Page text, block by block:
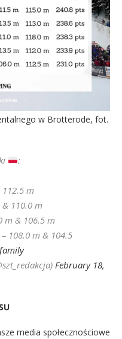
w Brotterode, fot.
:
m
110.0 m
m & 106.5 m
– 108.0 m & 104.5
February 18,
media społecznościowe